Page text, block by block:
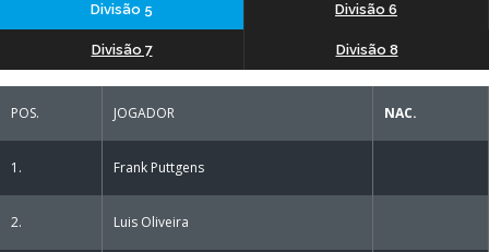
Divisão 5 Divisão 6
Divisão 7 Divisão 8
POS. JOGADOR NAC.
1. Frank Puttgens
2. Luis Oliveira